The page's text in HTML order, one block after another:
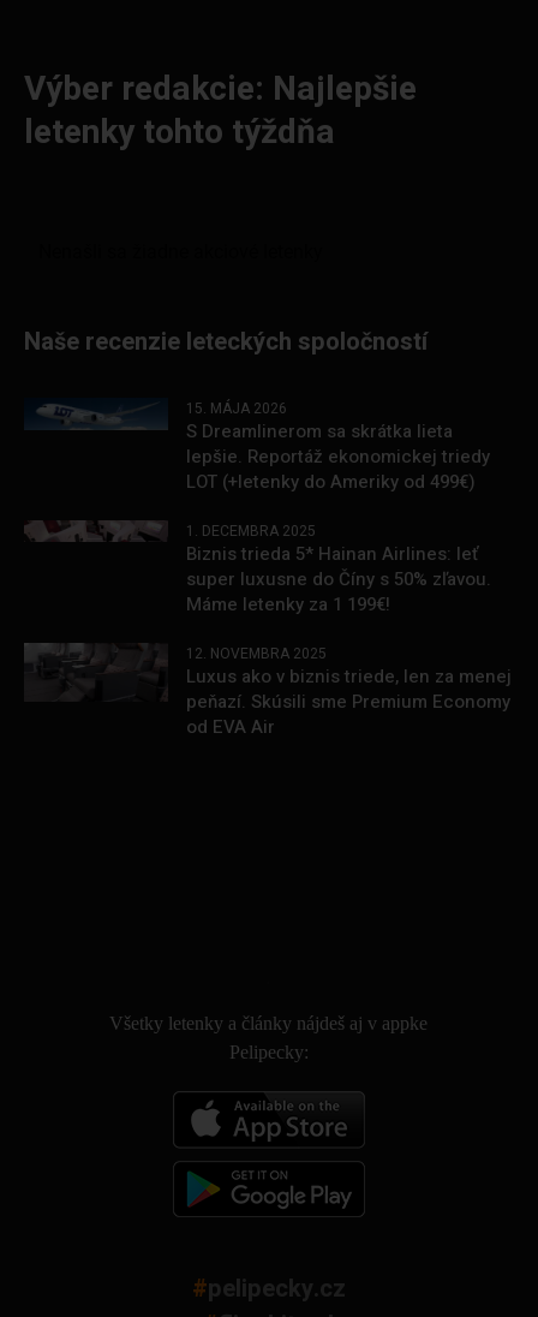
Výber redakcie: Najlepšie
letenky tohto týždňa
Naše recenzie leteckých spoločností
15. MÁJA 2026
S Dreamlinerom sa skrátka lieta
lepšie. Reportáž ekonomickej triedy
LOT (+letenky do Ameriky od 499€)
1. DECEMBRA 2025
Biznis trieda 5* Hainan Airlines: leť
super luxusne do Číny s 50% zľavou.
Máme letenky za 1 199€!
12. NOVEMBRA 2025
Luxus ako v biznis triede, len za menej
peňazí. Skúsili sme Premium Economy
od EVA Air
Všetky letenky a články nájdeš aj v appke
Pelipecky:
#pelipecky.cz